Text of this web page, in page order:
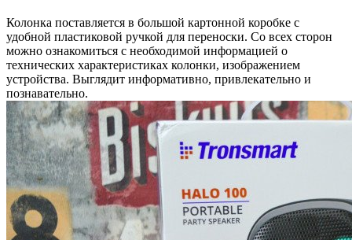
Колонка поставляется в большой картонной коробке с
удобной пластиковой ручкой для переноски. Со всех сторон
можно ознакомиться с необходимой информацией о
технических характеристиках колонки, изображением
устройства. Выглядит информативно, привлекательно и
познавательно.